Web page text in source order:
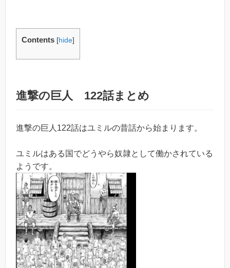
Contents [hide]
進撃の巨人 122話まとめ
進撃の巨人122話はユミルの昔話から始まります。
ユミルはある国でどうやら奴隷として働かされている
ようです。